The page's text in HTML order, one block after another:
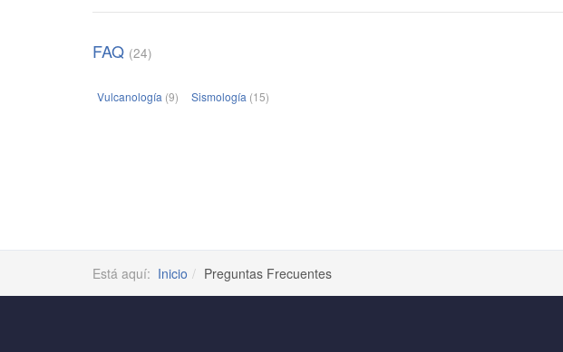
FAQ (24)
Vulcanología (9) Sismología (15)
Está aquí: Inicio Preguntas Frecuentes